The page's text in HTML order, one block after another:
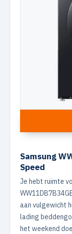
Samsung
Speed
Je hebt ruimte
aan vulgewicht
lading
het weekend